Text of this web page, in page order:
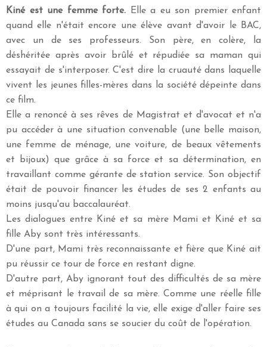
Kiné est une femme forte. Elle a eu son premier enfant
quand elle n'était encore une élève avant d'avoir le BAC,
avec un de ses professeurs. Son père, en colère, la
déshéritée après avoir brûlé et répudiée sa maman qui
essayait de s'interposer. C'est dire la cruauté dans laquelle
vivent les jeunes filles-mères dans la société dépeinte dans
ce film.
Elle a renoncé à ses rêves de Magistrat et d'avocat et n'a
pu accéder à une situation convenable (une belle maison,
une femme de ménage, une voiture, de beaux vêtements
et bijoux) que grâce à sa force et sa détermination, en
travaillant comme gérante de station service. Son objectif
était de pouvoir financer les études de ses 2 enfants au
moins jusqu'au baccalauréat.
Les dialogues entre Kiné et sa mère Mami et Kiné et sa
fille Aby sont très intéressants.
D'une part, Mami très reconnaissante et fière que Kiné ait
pu réussir ce tour de force en restant digne.
D'autre part, Aby ignorant tout des difficultés de sa mère
et méprisant le travail de sa mère. Comme une réelle fille
à qui on a toujours facilité la vie, elle exige d'aller faire ses
études au Canada sans se soucier du coût de l'opération.